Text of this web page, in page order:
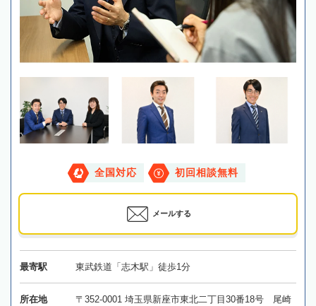
全国対応 初回相談無料
メールする
最寄駅 東武鉄道「志木駅」徒歩1分
所在地
〒352-0001 埼玉県新座市東北二丁目30番18号 尾崎